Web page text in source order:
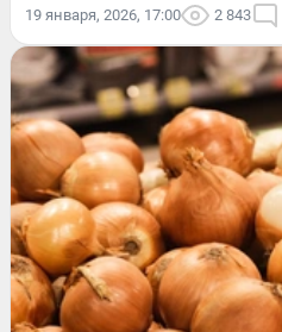
19 января, 2026, 17:00 2 843